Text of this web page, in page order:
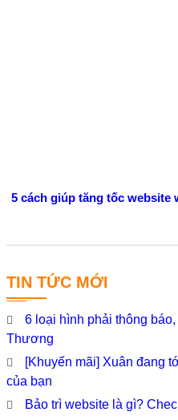
TIN TỨC MỚI
6 loại hình phải thông
Thương
[Khuyến mãi] Xuân đang
của bạn
Bảo trì website là gì?
5 cách giúp tăng tốc website